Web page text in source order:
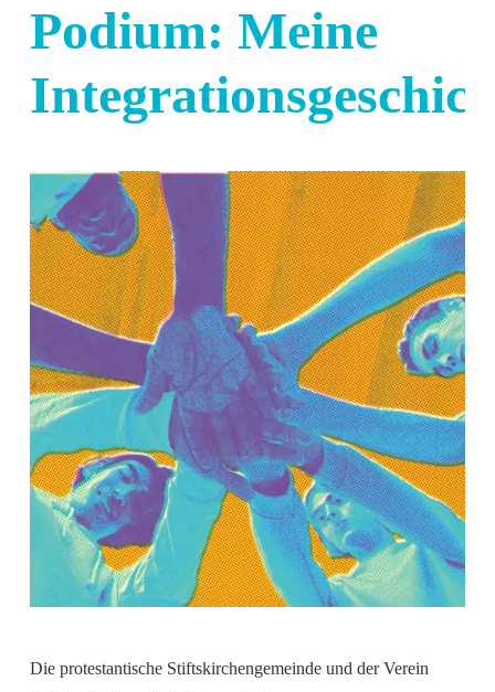
Podium: Meine
Die protestantische Stiftskirchengemeinde und der Verein